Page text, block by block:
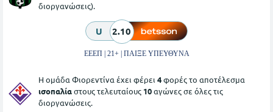
διοργανώσεις).
U 2.10
ΕΕΕΠ | 21+ | ΠΑΙΞΕ ΥΠΕΥΘΥΝΑ
Η ομάδα Φιορεντίνα έχει φέρει 4φορές το αποτέλεσμα
ισοπαλίαστους τελευταίους 10αγώνες σε όλες τις
διοργανώσεις.